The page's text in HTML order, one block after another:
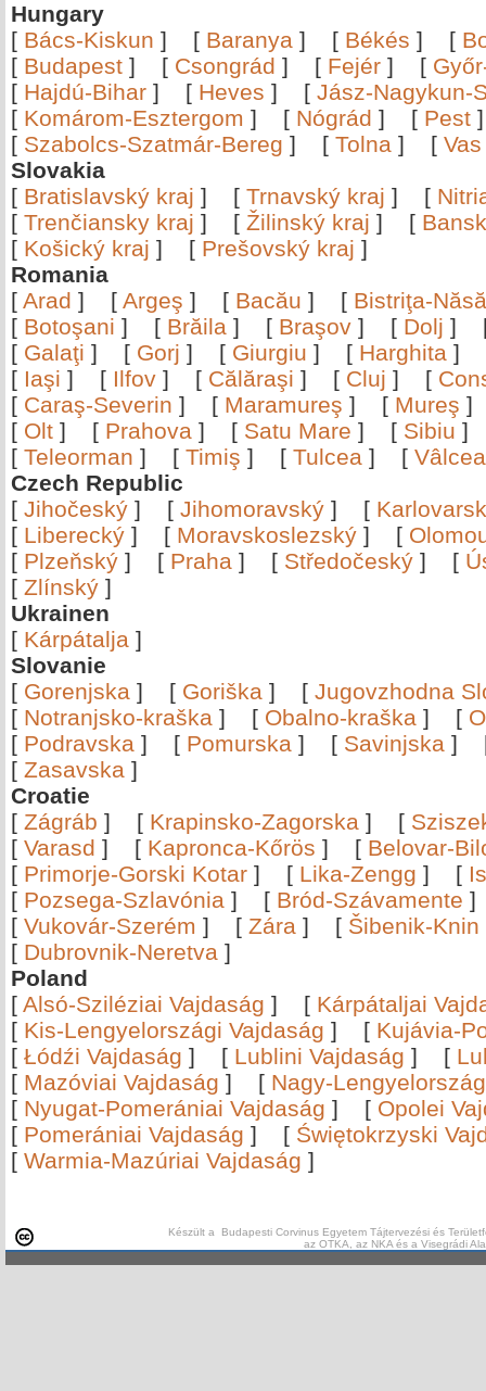
Hungary
[ Bács-Kiskun ] [ Baranya ] [ Békés ] [
[ Budapest ] [ Csongrád ] [ Fejér ] [
[ Hajdú-Bihar ] [ Heves ] [ Jász-Nagykun-
[ Komárom-Esztergom ] [ Nógrád ] [ Pest
[ Szabolcs-Szatmár-Bereg ] [ Tolna ] [ Vas
Slovakia
[ Bratislavský kraj ] [ Trnavský kraj ] [
[ Trenčiansky kraj ] [ Žilinský kraj ] [
[ Košický kraj ] [ Prešovský kraj ]
Romania
[ Arad ] [ Argeş ] [ Bacău ] [ Bistriţa-
[ Botoşani ] [ Brăila ] [ Braşov ] [ Dolj ]
[ Galaţi ] [ Gorj ] [ Giurgiu ] [ Harghita ]
[ Iaşi ] [ Ilfov ] [ Călăraşi ] [ Cluj ] [
[ Caraş-Severin ] [ Maramureş ] [ Mureş
[ Olt ] [ Prahova ] [ Satu Mare ] [ Sibiu
[ Teleorman ] [ Timiş ] [ Tulcea ] [
Czech Republic
[ Jihočeský ] [ Jihomoravský ] [
[ Liberecký ] [ Moravskoslezský ] [
[ Plzeňský ] [ Praha ] [ Středočeský ] [
[ Zlínský ]
Ukrainen
[ Kárpátalja ]
Slovanie
[ Gorenjska ] [ Goriška ] [ Jugovzhodna
[ Notranjsko-kraška ] [ Obalno-kraška ] [
[ Podravska ] [ Pomurska ] [ Savinjska ]
[ Zasavska ]
Croatie
[ Zágráb ] [ Krapinsko-Zagorska ] [
[ Varasd ] [ Kapronca-Kőrös ] [ Belovar-
[ Primorje-Gorski Kotar ] [ Lika-Zengg ] [
[ Pozsega-Szlavónia ] [ Bród-Szávamente
[ Vukovár-Szerém ] [ Zára ] [ Šibenik-Knin
[ Dubrovnik-Neretva ]
Poland
[ Alsó-Sziléziai Vajdaság ] [ Kárpátaljai
[ Kis-Lengyelországi Vajdaság ] [ Kujávia-
[ Łódźi Vajdaság ] [ Lublini Vajdaság ] [
[ Mazóviai Vajdaság ] [ Nagy-
[ Nyugat-Pomerániai Vajdaság ] [ Opolei
[ Pomerániai Vajdaság ] [ Świętokrzyski
[ Warmia-Mazúriai Vajdaság ]
Készült a Budapesti Corvinus Egyetem Tájtervezési és
az OTKA, az NKA és a Visegrádi